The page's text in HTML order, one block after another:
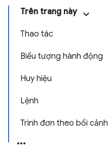
Trên trang này
Thao tác
Biểu tượng hành động
Huy hiệu
Lệnh
Trình đơn theo bối cảnh